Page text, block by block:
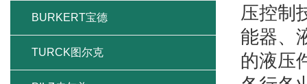
压控制
能器、
的液压
BURKERT宝德
TURCK图尔克